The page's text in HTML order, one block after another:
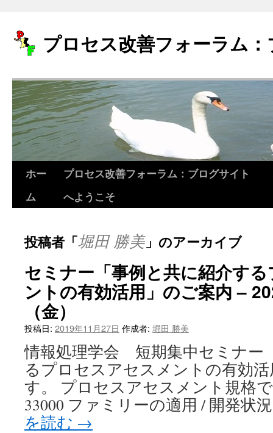
プロセス改善フォーラム
ン
キ
プ
ホー
ム
プロセス改善フォーラム：ブログサイト
へようこそ
投稿者「堀田 勝美」のアーカイブ
セミナー「事例と共に紹介す
ントの有効活用」のご案内 –
（金）
投稿日: 2019年11月27日 作成者: 堀田 勝美
情報処理学会 短期集中セミナー
るプロセスアセスメントの有効
す。 プロセスアセスメント規格で
33000 ファミリーの適用 / 開発状
を読む →